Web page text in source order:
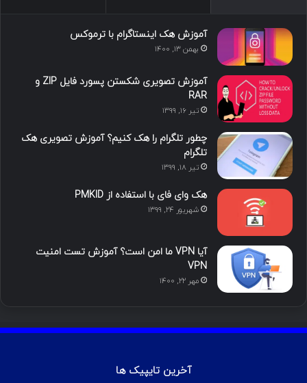
د
ی
ن
و
ت
گ
ا
ا
آموزش هک اینستاگرام با ترموکس
بهمن ۱۳, ۱۴۰۰
آموزش تصویری شکستن پسورد فایل ZIP و
RAR
تیر ۱۶, ۱۳۹۹
چطور تلگرام را هک کنیم؟ آموزش تصویری هک
تلگرام
تیر ۱۸, ۱۳۹۹
هک وای فای با استفاده از PMKID
شهریور ۲۴, ۱۳۹۹
آیا VPN ما امن است؟ آموزش تست امنیت
VPN
مهر ۲۲, ۱۴۰۰
آخرین تایپیک ها